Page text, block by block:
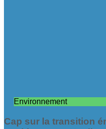
Environnement
Cap sur la transition